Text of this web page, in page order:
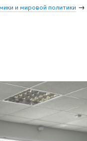
и мировой политики